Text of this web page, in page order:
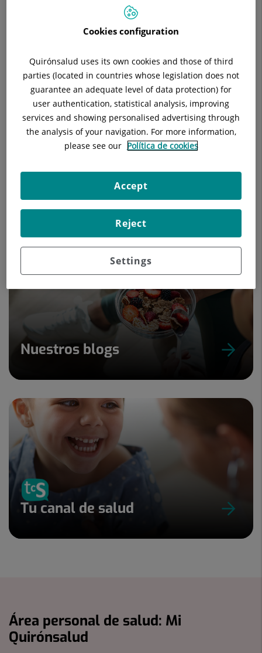
Cualquier problema relacionado con la córnea, una de las
en perfecto estado para que no se afecte la visión, puede ser
tratado en nuestra unidad de córnea y superficie ocular.
Múltiples procesos y enfermedades pueden afectar a la
córnea haciendo que esta pierda su transparencia , se afecte
su estructura produciendo unQueratocono
o se altere el
magnífico equilibrio que existe entre la película lagrimal y la
superficie del ojo produciendosequedad ocular. Existen
que se benefician de la opinión experta para abordar a
Nuestros blogs
Tu canal de salud
Área personal de salud: Mi
Quirónsalud
Cookies configuration
Quirónsalud uses its own cookies and those of third
parties (located in countries whose legislation does not
guarantee an adequate level of data protection) for
user authentication, statistical analysis, improving
services and showing personalised advertising through
the analysis of your navigation. For more information,
please see our Política de cookies
Settings
Reject
Accept